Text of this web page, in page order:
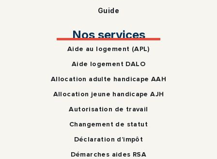
Guide
Nos services
Aide au logement (APL)
Aide logement DALO
Allocation adulte handicape AAH
Allocation jeune handicape AJH
Autorisation de travail
Changement de statut
Déclaration d’impôt
Démarches aides RSA